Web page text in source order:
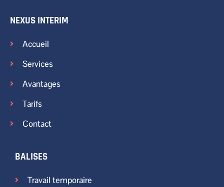
NEXUS INTERIM
Accueil
Services
Avantages
Tarifs
Contact
BALISES
Travail temporaire